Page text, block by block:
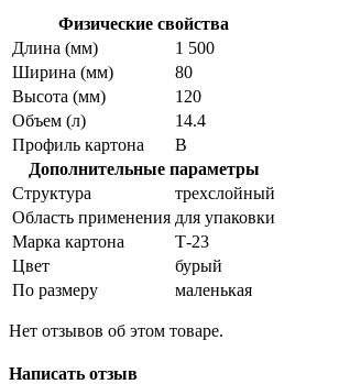
Физические свойства
Длина (мм)
1 500
Ширина (мм)
80
Высота (мм)
120
Объем (л)
14.4
Профиль картона
В
Дополнительные параметры
Структура
трехслойный
Область применения для упаковки
Марка картона
Т-23
Цвет
бурый
По размеру
маленькая
Нет отзывов об этом товаре.
Написать отзыв